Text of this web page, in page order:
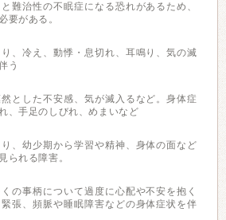
難治性の不眠症になる恐れがあるため、
要がある。
、冷え、動悸・息切れ、耳鳴り、気の滅
う
とした不安感、気が滅入るなど。身体症
、手足のしびれ、めまいなど
、幼少期から学習や精神、身体の面など
られる障害。
の事柄について過度に心配や不安を抱く
張、頻脈や睡眠障害などの身体症状を伴